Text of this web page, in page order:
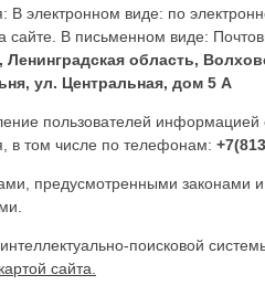
В электронном виде: по
В письменном виде:
Ленинградская область,
ул. Центральная, дом 5 А
пользователей
в том числе по телефонам:
предусмотренными
поисковой
картой сайта.